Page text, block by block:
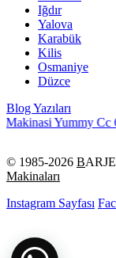
Iğdır
Yalova
Karabük
Kilis
Osmaniye
Düzce
Blog Yazıları
Yummy Cc
© 1985-2026 B
Makinaları
Instagram Sayfası